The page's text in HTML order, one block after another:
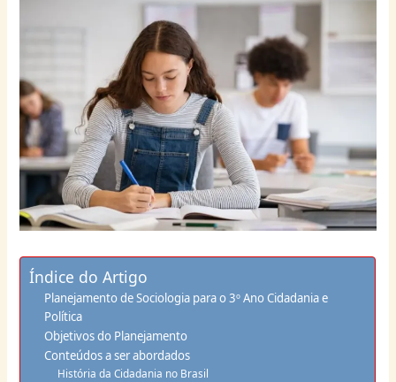
Índice do Artigo
Planejamento de Sociologia para o 3º Ano Cidadania e
Política
Objetivos do Planejamento
Conteúdos a ser abordados
História da Cidadania no Brasil